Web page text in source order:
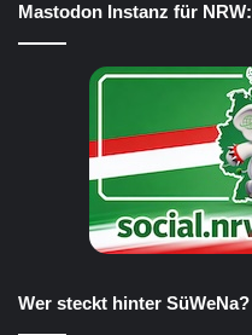
Mastodon Instanz für NRW:
Wer steckt hinter SüWeNa?